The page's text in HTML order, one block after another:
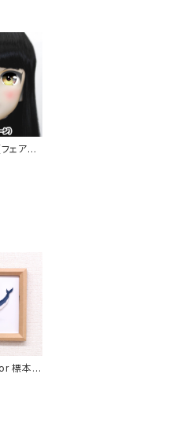
ェアリ
Eye
標本
wh